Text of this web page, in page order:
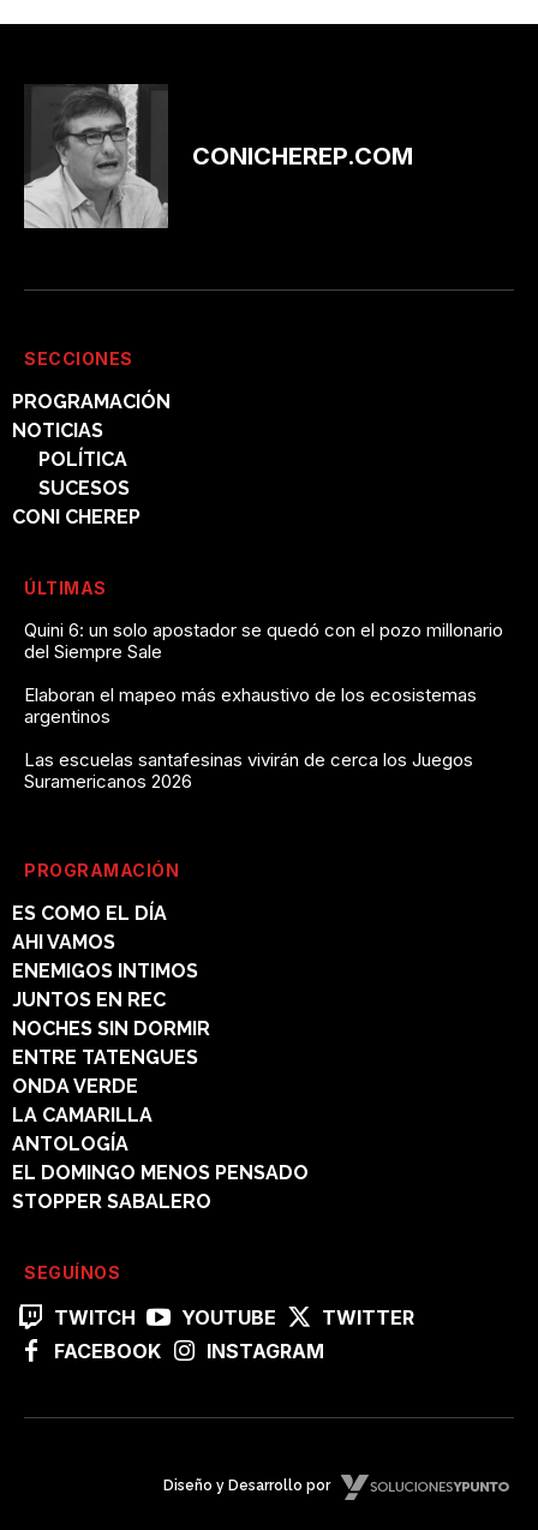
CONICHEREP.COM
SECCIONES
PROGRAMACIÓN
NOTICIAS
POLÍTICA
SUCESOS
CONI CHEREP
ÚLTIMAS
Quini 6: un solo apostador se quedó con el pozo millonario
del Siempre Sale
Elaboran el mapeo más exhaustivo de los ecosistemas
argentinos
Las escuelas santafesinas vivirán de cerca los Juegos
Suramericanos 2026
PROGRAMACIÓN
ES COMO EL DÍA
AHI VAMOS
ENEMIGOS INTIMOS
JUNTOS EN REC
NOCHES SIN DORMIR
ENTRE TATENGUES
ONDA VERDE
LA CAMARILLA
ANTOLOGÍA
EL DOMINGO MENOS PENSADO
STOPPER SABALERO
SEGUÍNOS
TWITCH YOUTUBE
TWITTER
FACEBOOK
INSTAGRAM
Diseño y Desarrollo por